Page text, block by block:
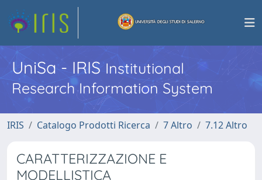
UniSa - IRISInstitutional
Research Information System
IRIS Catalogo Prodotti Ricerca 7 Altro 7.12 Altro
CARATTERIZZAZIONE E
MODELLISTICA